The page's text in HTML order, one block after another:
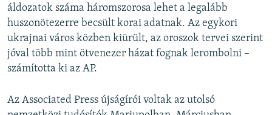
áldozatok száma háromszorosa lehet a legalább
huszonötezerre becsült korai adatnak. Az egykori
ukrajnai város közben kiürült, az oroszok tervei szerint
jóval több mint ötvenezer házat fognak lerombolni –
számította ki az AP.
Az Associated Press újságírói voltak az utolsó